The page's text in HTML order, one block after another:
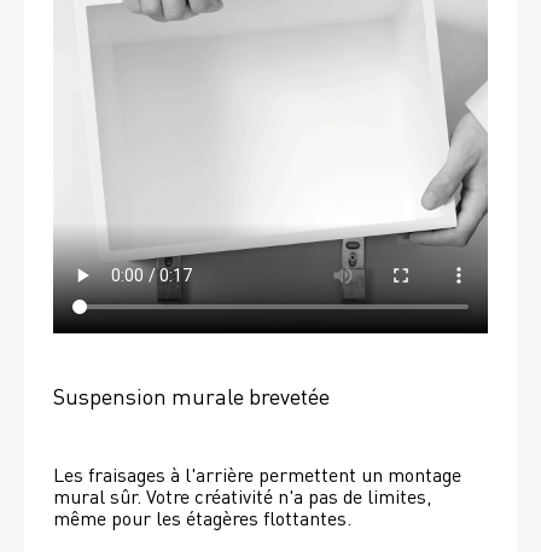
Suspension murale brevetée
Les fraisages à l'arrière permettent un montage
mural sûr. Votre créativité n'a pas de limites,
même pour les étagères flottantes.